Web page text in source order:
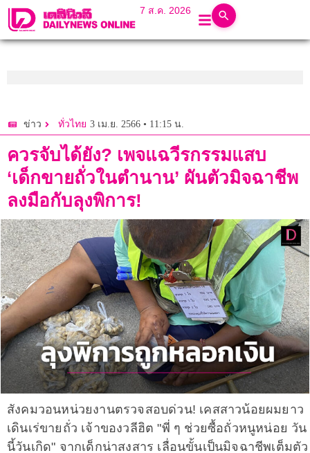
7 ส.ค. 2026
ข่าว ทั่วไทย 3 เม.ย. 2566 • 11:15 น.
ควรจับได้ยัง? เพจแฉวีรกรรมแสบ
‘เด็กขายถั่วในตำนาน’ ผันตัวมิจฉาชีพ
ลงมือกับลุงพิการ!
สังคมวอนหน่วยงานตรวจสอบด่วน! เคสสาวน้อยผมยาว
เดินเร่ขายถั่ว เจ้าของวลีฮิต "พี่ ๆ ช่วยซื้อถั่วหนูหน่อย วัน
นี้วันเกิด" จากเด็กน่าสงสาร เลื่อนขั้นเป็นมิจฉาชีพเต็มตัว